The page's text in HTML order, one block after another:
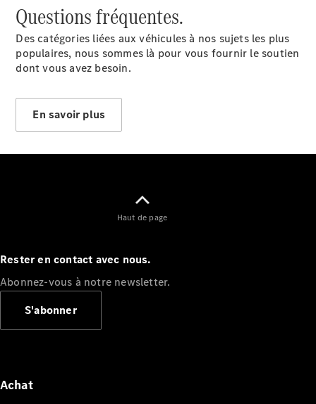
EQS
SUV
Électrique
Mercedes-
Maybach
EQS SUV
Électrique
GLA
Nouveau
GLA Nouveau Électrique
GLC
Électrique
Coupé
GLS
Nouveau
Mercedes-
Maybach
GLS SUV
GLS SUV
Classe G
Questions fréquentes.
Des catégories liées aux véhicules à nos sujets les plus
populaires, nous sommes là pour vous fournir le soutien
dont vous avez besoin.
En savoir plus
Haut de page
Rester en contact avec nous.
Abonnez-vous à notre newsletter.
S'abonner
Achat